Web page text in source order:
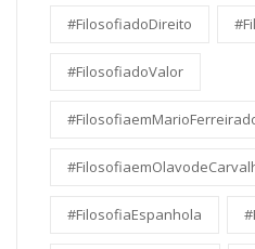
#FilosofiadoDireito
#FilosofiadoValor
#FilosofiaEspanhola